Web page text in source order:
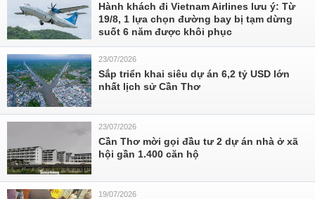
Hành khách đi Vietnam Airlines lưu ý: Từ
19/8, 1 lựa chọn đường bay bị tạm dừng
suốt 6 năm được khôi phục
23/07/2026
Sắp triển khai siêu dự án 6,2 tỷ USD lớn
nhất lịch sử Cần Thơ
23/07/2026
Cần Thơ mời gọi đầu tư 2 dự án nhà ở xã
hội gần 1.400 căn hộ
19/07/2026